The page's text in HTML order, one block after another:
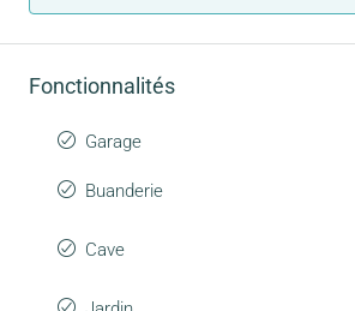
Fonctionnalités
Garage
Buanderie
Cave